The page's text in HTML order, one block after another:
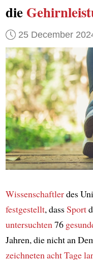
die
25 December
Wissenschaftlerdes
festgestellt, dassSport
untersuchten76
Jahren, die nicht an
zeichnetenacht Tage